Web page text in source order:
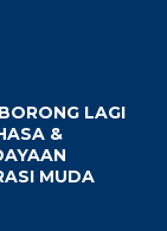
LAGI
&
MUDA